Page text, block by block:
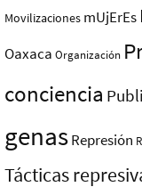
Movilizaciones mUjErEs
Oaxaca Organización
conciencia
genasRepresión
Tácticas